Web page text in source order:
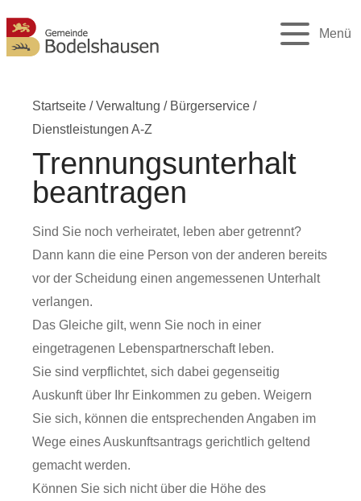
Menü
Startseite /Verwaltung / Bürgerservice /
Dienstleistungen A-Z
Trennungsunterhalt
beantragen
Sind Sie noch verheiratet, leben aber getrennt?
Dann kann die eine Person von der anderen bereits
vor der Scheidung einen angemessenen Unterhalt
verlangen.
Das Gleiche gilt, wenn Sie noch in einer
eingetragenen Lebenspartnerschaft leben.
Sie sind verpflichtet, sich dabei gegenseitig
Auskunft über Ihr Einkommen zu geben. Weigern
Sie sich, können die entsprechenden Angaben im
Wege eines Auskunftsantrags gerichtlich geltend
gemacht werden.
Können Sie sich nicht über die Höhe des